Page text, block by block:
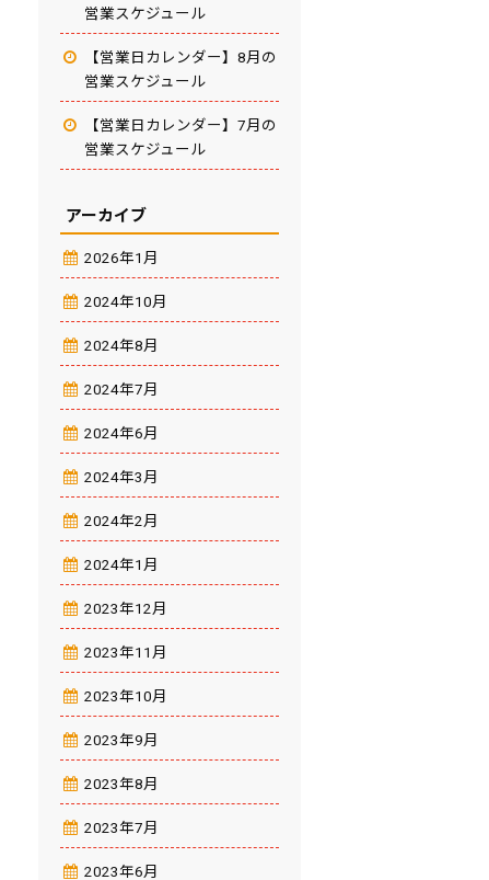
営業スケジュール
【営業日カレンダー】8月の
営業スケジュール
【営業日カレンダー】7月の
営業スケジュール
アーカイブ
2026年1月
2024年10月
2024年8月
2024年7月
2024年6月
2024年3月
2024年2月
2024年1月
2023年12月
2023年11月
2023年10月
2023年9月
2023年8月
2023年7月
2023年6月